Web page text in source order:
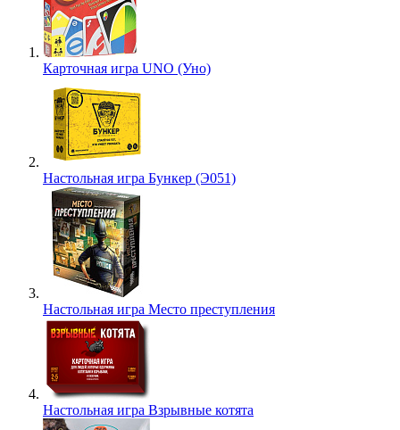
Карточная игра UNO (Уно)
Настольная игра Бункер (Э051)
Настольная игра Место преступления
Настольная игра Взрывные котята